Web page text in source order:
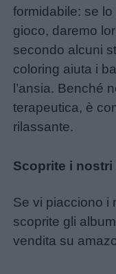
formidabile: se
gioco, daremo
secondo alcuni
coloring aiuta i
l’ansia. Benché
terapeutica, è
rilassante.
Scoprite i
Se vi piacciono i
scoprite gli
vendita su